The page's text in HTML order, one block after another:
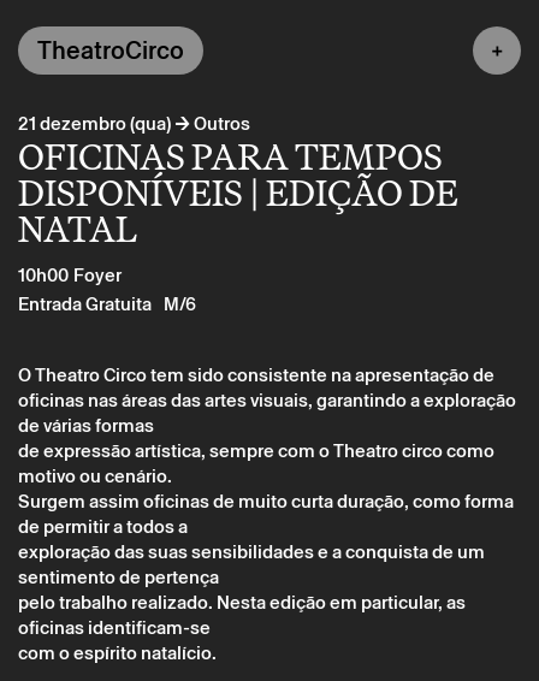
21 dezembro (qua)→Outros
OFICINAS PARA TEMPOS
DISPONÍVEIS | EDIÇÃO DE
NATAL
10h00 Foyer
Entrada Gratuita M/6
O Theatro Circo tem sido consistente na apresentação de
oficinas nas áreas das artes visuais, garantindo a exploração
de várias formas
de expressão artística, sempre com o Theatro circo como
motivo ou cenário.
Surgem assim oficinas de muito curta duração, como forma
de permitir a todos a
exploração das suas sensibilidades e a conquista de um
sentimento de pertença
pelo trabalho realizado. Nesta edição em particular, as
oficinas identificam-se
com o espírito natalício.
TheatroCirco